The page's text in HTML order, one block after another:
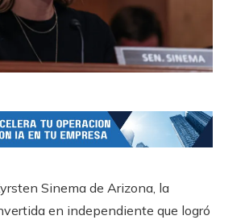
Sinema de Arizona, la
en independiente que logró